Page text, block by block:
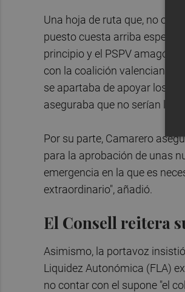
Una hoja de ruta que, no
puesto cuesta arriba
principio y el PSPV amagó
con la coalición valencianista
se apartaba de apoyar los
aseguraba que no serían la
Por su parte, Camarero
para la aprobación de unas
emergencia en la que es
extraordinario", añadió.
El Consell reitera
Asimismo, la portavoz
Liquidez Autonómica (FLA)
no contar con el supone "el